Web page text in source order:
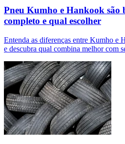
Pneu Kumho e Hankook são
completo e qual escolher
Entenda as diferenças entre Kumho e
e descubra qual combina melhor com